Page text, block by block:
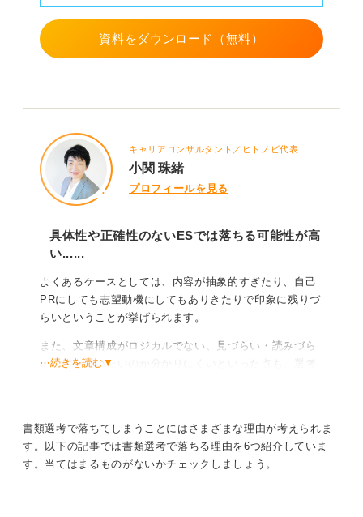
さらに、落ちた経験もまた貴重な財産です。落ちた理由
を分析して、企業が求める人物像を把握していくこと
ょう。
資料をダウンロード（無料）
キャリアコンサルタント／ヒトノビ代表
小関 珠緒
プロフィールを見る
具体性や正確性のないESでは落ちる可能性が高
い......
よくあるケースとしては、内容が抽象的すぎたり、自己
PRにしても志望動機にしてもありきたりで印象に残りづ
らいということが挙げられます。
また、文章構成がロジカルでない、見づらい・読みづら
い、何を言いたいのか分かりにくいといった点も、選考
め、印象に残らなければそのままスルーされてしまうリ
スクがあるのです。
また、自己PRや学生時代に力を入れたことについても、
⋯続きを読む▼
書類選考で落ちてしまうことにはさまざまな理由が考えられま
す。以下の記事では書類選考で落ちる理由を6つ紹介していま
す。当てはまるものがないかチェックしましょう。